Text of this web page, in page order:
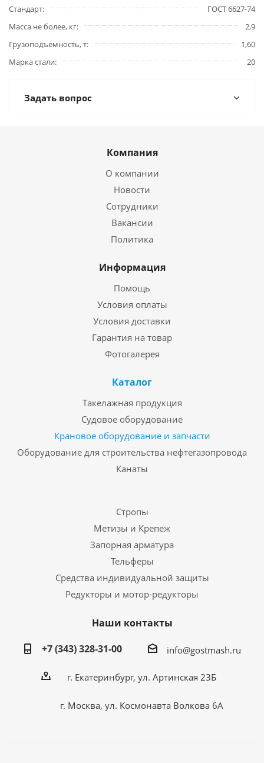
Стандарт
ГОСТ 6627-74
Масса не более, кг
2,9
Грузоподъемность, т
1,60
Марка стали
20
Задать вопрос
Компания
О компании
Новости
Сотрудники
Вакансии
Политика
Информация
Помощь
Условия оплаты
Условия доставки
Гарантия на товар
Фотогалерея
Каталог
Такелажная продукция
Судовое оборудование
Крановое оборудование и запчасти
Оборудование для строительства нефтегазопровода
Канаты
Стропы
Метизы и Крепеж
Запорная арматура
Тельферы
Средства индивидуальной защиты
Редукторы и мотор-редукторы
Наши контакты
+7 (343) 328-31-00
info@gostmash.ru
г. Екатеринбург, ул. Артинская 23Б
г. Москва, ул. Космонавта Волкова 6А